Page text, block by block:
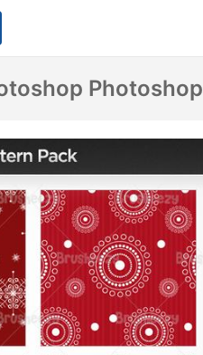
Photoshop